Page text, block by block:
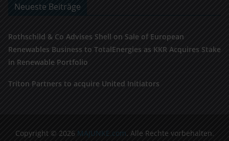
Neueste Beiträge
Rothschild & Co Advises Shell on Sale of European
Renewables Business to TotalEnergies as KKR Acquires Stake
in Renewable Portfolio
Triton Partners to acquire United Initiators
Copyright © 2026 MAJUNKE.com. Alle Rechte vorbehalten.